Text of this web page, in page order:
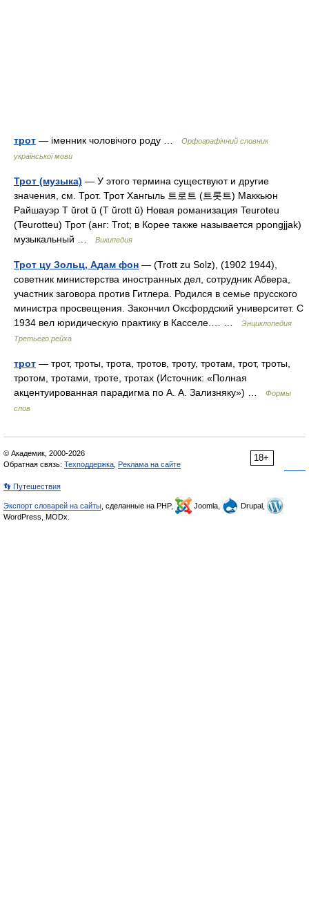
трот — іменник чоловічого роду …
Орфографічний словник
української мови
Трот (музыка) — У этого термина существуют и другие
значения, см. Трот. Трот Хангыль 트로트 (트롯트) Маккьюн
Райшауэр T ŭrot ŭ (T ŭrott ŭ) Новая романизация Teuroteu
(Teurotteu) Трот (анг: Trot; в Корее также называется ppongjjak)
музыкальный …
Википедия
Трот цу Зольц, Адам фон — (Trott zu Solz), (1902 1944),
советник министерства иностранных дел, сотрудник Абвера,
участник заговора против Гитлера. Родился в семье прусского
министра просвещения. Закончил Оксфордский университет. С
1934 вел юридическую практику в Касселе.… …
Энциклопедия
Третьего рейха
трот — трот, троты, трота, тротов, троту, тротам, трот, троты,
тротом, тротами, троте, тротах (Источник: «Полная
акцентуированная парадигма по А. А. Зализняку») …
Формы
слов
18+
© Академик, 2000-2026
Обратная связь: Техподдержка Реклама на сайте
👣 Путешествия
Экспорт словарей на сайты , сделанные на PHP, Joomla,
Drupal,
WordPress, MODx.